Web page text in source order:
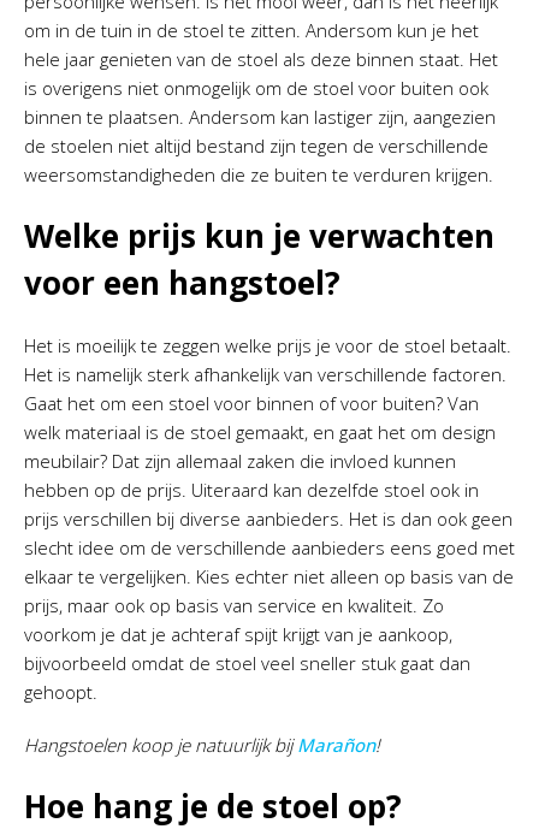
om in de tuin in de stoel te zitten. Andersom kun je het
hele jaar genieten van de stoel als deze binnen staat. Het
is overigens niet onmogelijk om de stoel voor buiten ook
binnen te plaatsen. Andersom kan lastiger zijn, aangezien
de stoelen niet altijd bestand zijn tegen de verschillende
weersomstandigheden die ze buiten te verduren krijgen.
Welke prijs kun je verwachten
voor een hangstoel?
Het is moeilijk te zeggen welke prijs je voor de stoel betaalt.
Het is namelijk sterk afhankelijk van verschillende factoren.
Gaat het om een stoel voor binnen of voor buiten? Van
welk materiaal is de stoel gemaakt, en gaat het om design
meubilair? Dat zijn allemaal zaken die invloed kunnen
hebben op de prijs. Uiteraard kan dezelfde stoel ook in
prijs verschillen bij diverse aanbieders. Het is dan ook geen
slecht idee om de verschillende aanbieders eens goed met
elkaar te vergelijken. Kies echter niet alleen op basis van de
prijs, maar ook op basis van service en kwaliteit. Zo
voorkom je dat je achteraf spijt krijgt van je aankoop,
bijvoorbeeld omdat de stoel veel sneller stuk gaat dan
gehoopt.
Hangstoelen koop je natuurlijk bijMarañon!
Hoe hang je de stoel op?